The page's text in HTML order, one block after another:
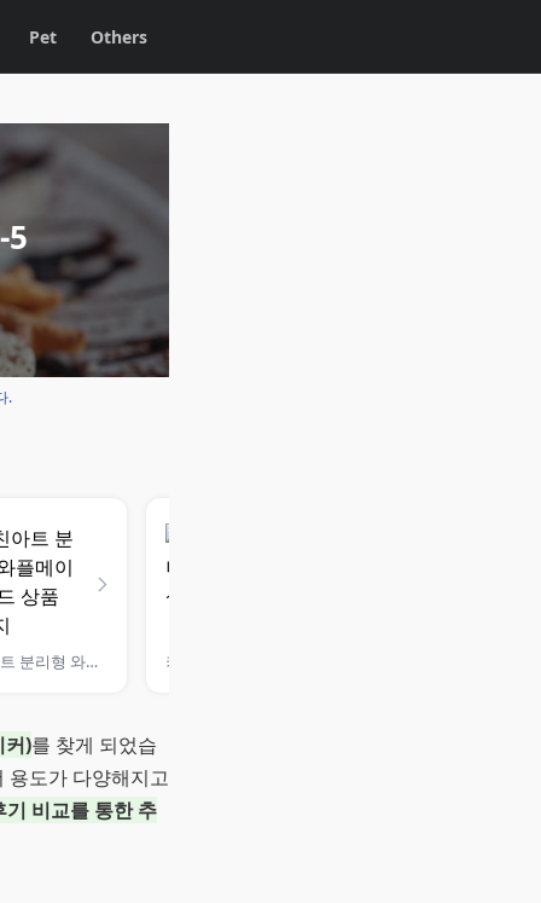
Pet Others
5
.
키친아트 분리형 와플메이커 레드
커)를 찾게 되었습
용도가 다양해지고
비교를 통한 추